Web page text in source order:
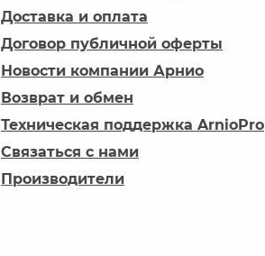
Доставка и оплата
Договор публичной оферты
Новости компании Арнио
Возврат и обмен
Техническая поддержка ArnioPro
Связаться с нами
Производители